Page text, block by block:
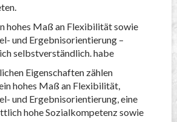
hohes Maß an Flexibilität sowie
und Ergebnisorientierung –
selbstverständlich. habe
Eigenschaften zählen
hohes Maß an Flexibilität,
und Ergebnisorientierung, eine
hohe Sozialkompetenz sowie